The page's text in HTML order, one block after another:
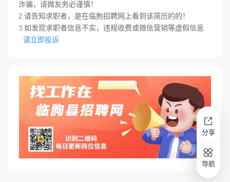
诈骗，请微友务必谨慎！
2.请告知求职者，是在临朐招聘网上看到该简历的的！
3.如发现求职者信息不实，违规收费或微信营销等虚假信息
请立即投诉
分享
导航